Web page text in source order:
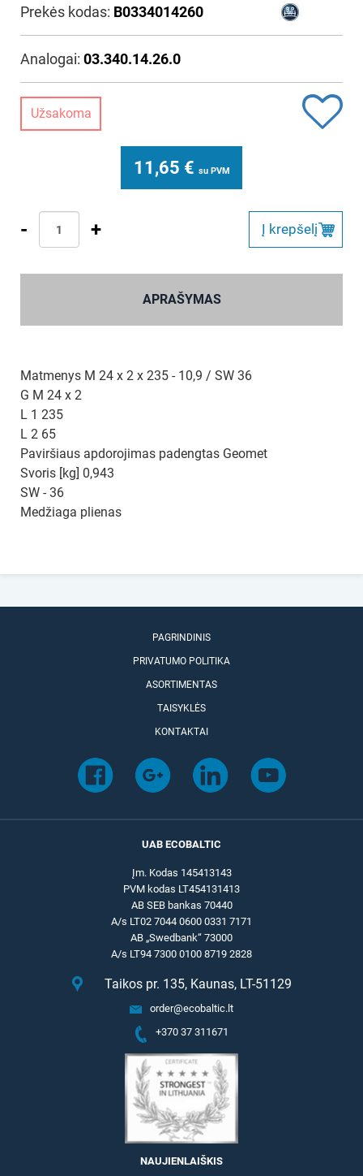
Prekės kodas: B0334014260
Analogai: 03.340.14.26.0
Užsakoma
11,65 € su PVM
- + Į krepšelį
APRAŠYMAS
Matmenys M 24 x 2 x 235 - 10,9 / SW 36
G M 24 x 2
L 1 235
L 2 65
Paviršiaus apdorojimas padengtas Geomet
Svoris [kg] 0,943
SW - 36
Medžiaga plienas
PAGRINDINIS
PRIVATUMO POLITIKA
ASORTIMENTAS
TAISYKLĖS
KONTAKTAI
UAB ECOBALTIC
Įm. Kodas 145413143
PVM kodas LT454131413
AB SEB bankas 70440
A/s LT02 7044 0600 0331 7171
AB „Swedbank“ 73000
A/s LT94 7300 0100 8719 2828
Taikos pr. 135, Kaunas, LT-51129
order@ecobaltic.lt
+370 37 311671
NAUJIENLAIŠKIS